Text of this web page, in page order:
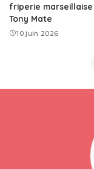
friperie marseillaise
Tony Mate
10 juin 2026